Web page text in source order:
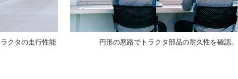
クタの走行性能
円形の悪路でトラクタ部品の耐久性を確認。